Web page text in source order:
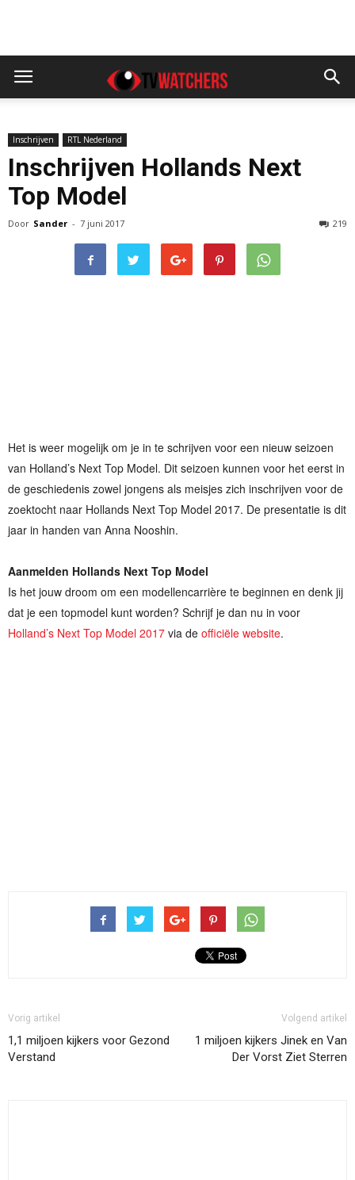
Inschrijven RTL Nederland
Inschrijven Hollands Next
Top Model
Door Sander - 7 juni 2017 219
Het is weer mogelijk om je in te schrijven voor een nieuw seizoen
van Holland’s Next Top Model. Dit seizoen kunnen voor het eerst in
de geschiedenis zowel jongens als meisjes zich inschrijven voor de
zoektocht naar Hollands Next Top Model 2017. De presentatie is dit
jaar in handen van Anna Nooshin.
Aanmelden Hollands Next Top Model
Is het jouw droom om een modellencarrière te beginnen en denk jij
dat je een topmodel kunt worden? Schrijf je dan nu in voor
Holland’s Next Top Model 2017 via de officiële website.
Vorig artikel
1,1 miljoen kijkers voor Gezond
Verstand
Volgend artikel
1 miljoen kijkers Jinek en Van
Der Vorst Ziet Sterren